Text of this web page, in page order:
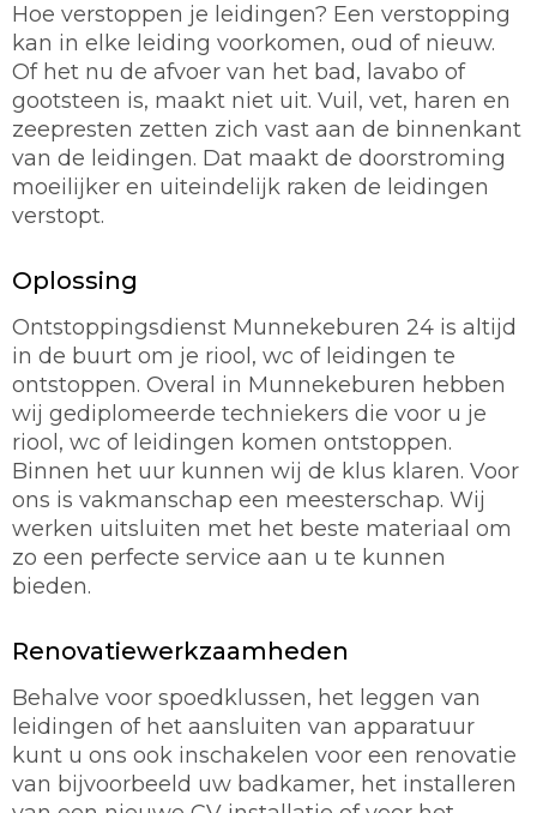
Hoe verstoppen je leidingen? Een verstopping
kan in elke leiding voorkomen, oud of nieuw.
Of het nu de afvoer van het bad, lavabo of
gootsteen is, maakt niet uit. Vuil, vet, haren en
zeepresten zetten zich vast aan de binnenkant
van de leidingen. Dat maakt de doorstroming
moeilijker en uiteindelijk raken de leidingen
verstopt.
Oplossing
Ontstoppingsdienst Munnekeburen 24 is altijd
in de buurt om je riool, wc of leidingen te
ontstoppen. Overal in Munnekeburen hebben
wij gediplomeerde techniekers die voor u je
riool, wc of leidingen komen ontstoppen.
Binnen het uur kunnen wij de klus klaren. Voor
ons is vakmanschap een meesterschap. Wij
werken uitsluiten met het beste materiaal om
zo een perfecte service aan u te kunnen
bieden.
Renovatiewerkzaamheden
Behalve voor spoedklussen, het leggen van
leidingen of het aansluiten van apparatuur
kunt u ons ook inschakelen voor een renovatie
van bijvoorbeeld uw badkamer, het installeren